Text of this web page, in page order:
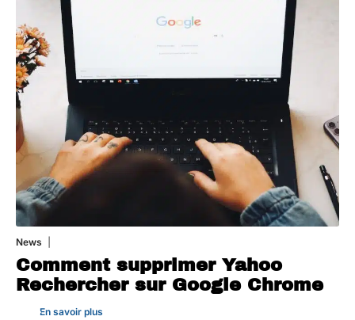
News
Comment supprimer Yahoo
Rechercher sur Google Chrome
En savoir plus